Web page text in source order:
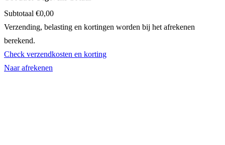
Producten
in
winkelwagen
Subtotaal €0,00
Verzending, belasting en kortingen worden bij het afrekenen
berekend.
Check verzendkosten en korting
Naar afrekenen